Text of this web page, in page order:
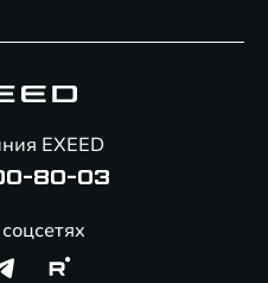
EXEED
80-03